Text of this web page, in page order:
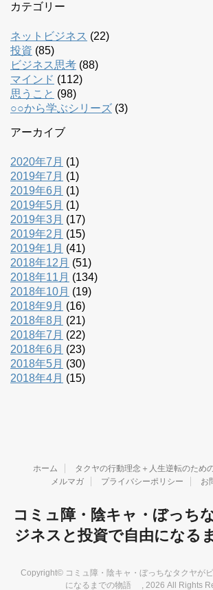
カテゴリー
ネットビジネス (22)
投資 (85)
ビジネス思考 (88)
マインド (112)
思うこと (98)
○○から学ぶシリーズ (3)
アーカイブ
2020年7月 (1)
2019年7月 (1)
2019年6月 (1)
2019年5月 (1)
2019年3月 (17)
2019年2月 (15)
2019年1月 (41)
2018年12月 (51)
2018年11月 (134)
2018年10月 (19)
2018年9月 (16)
2018年8月 (21)
2018年7月 (22)
2018年6月 (23)
2018年5月 (30)
2018年4月 (15)
ホーム タクヤの行動理念＋人生逆転のため
メルマガ
プライバシーポリシー お
コミュ障・陰キャ・ぼっち
ジネスと投資で自由になる
Copyright© コミュ障・陰キャ・ぼっちなタクヤが
になるまでの物語 , 2026 All Rights